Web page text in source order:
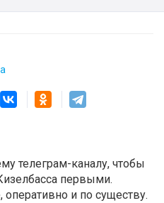
телеграм-каналу, чтобы
первыми.
оперативно и по существу.